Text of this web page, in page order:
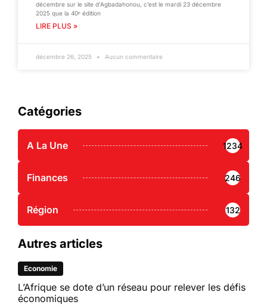
décembre sur le site d’Agbadahonou, c’est le mardi 23 décembre
2025 que la 40ᵉ édition
LIRE PLUS »
décembre 26, 2025 Aucun commentaire
Catégories
A La Une 1234
Finances 246
Région 132
Autres articles
Economie
L’Afrique se dote d’un réseau pour relever les défis
économiques